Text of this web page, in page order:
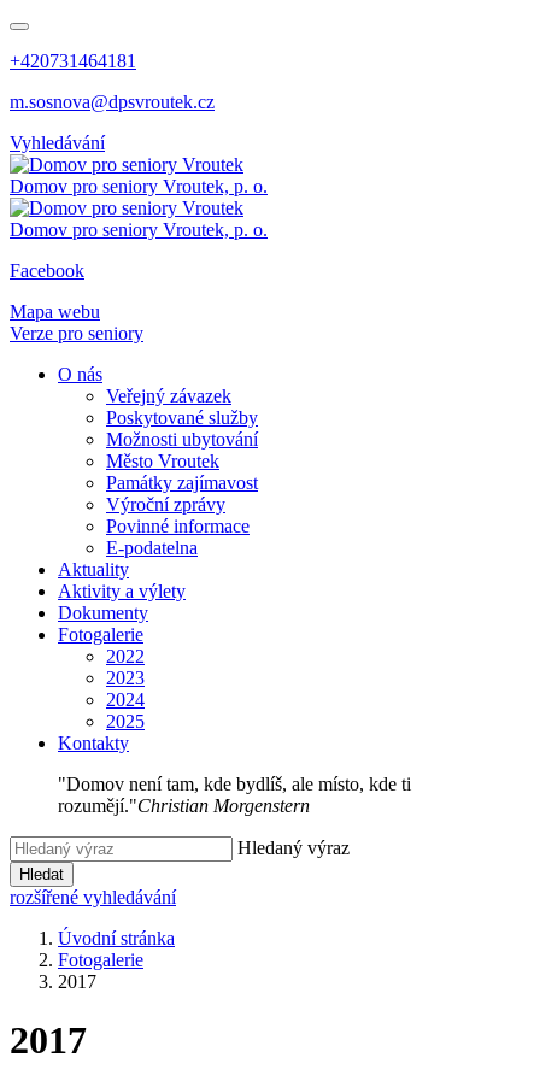
+420731464181
m.sosnova@dpsvroutek.cz
Vyhledávání
Domov pro seniory Vroutek, p. o.
Domov pro seniory Vroutek, p. o.
Facebook
Mapa webu
Verze pro seniory
O nás
Veřejný závazek
Poskytované služby
Možnosti ubytování
Město Vroutek
Památky zajímavost
Výroční zprávy
Povinné informace
E-podatelna
Aktuality
Aktivity a výlety
Dokumenty
Fotogalerie
2022
2023
2024
2025
Kontakty
"Domov není tam, kde bydlíš, ale místo, kde ti
rozumějí."Christian Morgenstern
Hledaný výraz
Hledat
rozšířené vyhledávání
Úvodní stránka
Fotogalerie
2017
2017